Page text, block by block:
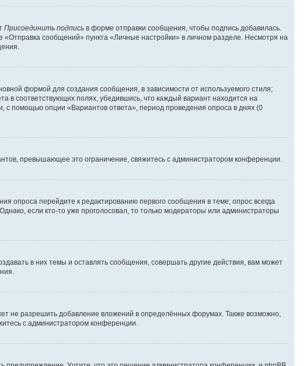
Присоединить подпись в форме отправки сообщения, чтобы подпись добавилась.
сообщений» пункта «Личные настройки» в личном разделе. Несмотря на
формой для создания сообщения, в зависимости от используемого стиля;
в соответствующих полях, убедившись, что каждый вариант находится на
с помощью опции «Вариантов ответа», период проведения опроса в днях (0
превышающее это ограничение, свяжитесь с администратором конференции.
опроса перейдите к редактированию первого сообщения в теме; опрос всегда
если кто-то уже проголосовал, то только модераторы или администраторы
в них темы и оставлять сообщения, совершать другие действия, вам может
не разрешить добавление вложений в определённых форумах. Также возможно,
с администратором конференции.